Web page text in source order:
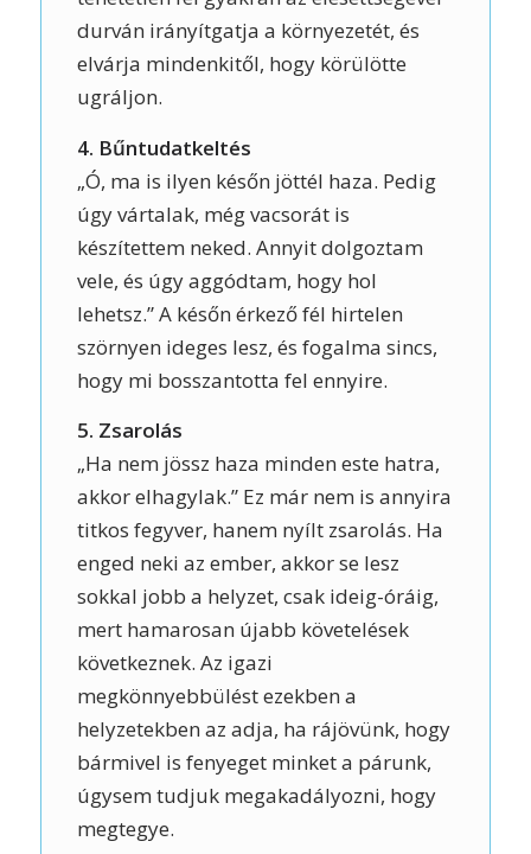
durván irányítgatja a környezetét, és
elvárja mindenkitől, hogy körülötte
ugráljon.
4. Bűntudatkeltés
„Ó, ma is ilyen későn jöttél haza. Pedig
úgy vártalak, még vacsorát is
készítettem neked. Annyit dolgoztam
vele, és úgy aggódtam, hogy hol
lehetsz.” A későn érkező fél hirtelen
szörnyen ideges lesz, és fogalma sincs,
hogy mi bosszantotta fel ennyire.
5. Zsarolás
„Ha nem jössz haza minden este hatra,
akkor elhagylak.” Ez már nem is annyira
titkos fegyver, hanem nyílt zsarolás. Ha
enged neki az ember, akkor se lesz
sokkal jobb a helyzet, csak ideig-óráig,
mert hamarosan újabb követelések
következnek. Az igazi
megkönnyebbülést ezekben a
helyzetekben az adja, ha rájövünk, hogy
bármivel is fenyeget minket a párunk,
úgysem tudjuk megakadályozni, hogy
megtegye.